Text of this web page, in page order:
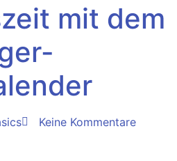
mit dem
Keine Kommentare